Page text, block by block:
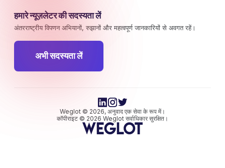
हमारे न्यूज़लेटर की सदस्यता लें
अंतरराष्ट्रीय विपणन अभियानों, रुझानों और महत्वपूर्ण जानकारियों से अवगत रहें।
अभी सदस्यता लें
Weglot © 2026, अनुवाद एक सेवा के रूप में।
कॉपीराइट © 2026 Weglot सर्वाधिकार सुरक्षित।